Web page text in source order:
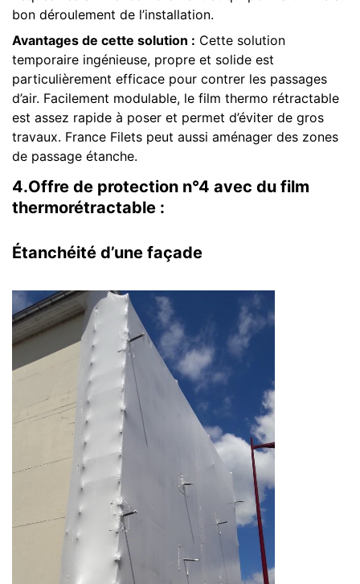
bon déroulement de l’installation.
Avantages de cette solution : Cette solution
temporaire ingénieuse, propre et solide est
particulièrement efficace pour contrer les passages
d’air. Facilement modulable, le film thermo rétractable
est assez rapide à poser et permet d’éviter de gros
travaux. France Filets peut aussi aménager des zones
de passage étanche.
4.Offre de protection n°4 avec du film
thermorétractable :
Étanchéité d’une façade